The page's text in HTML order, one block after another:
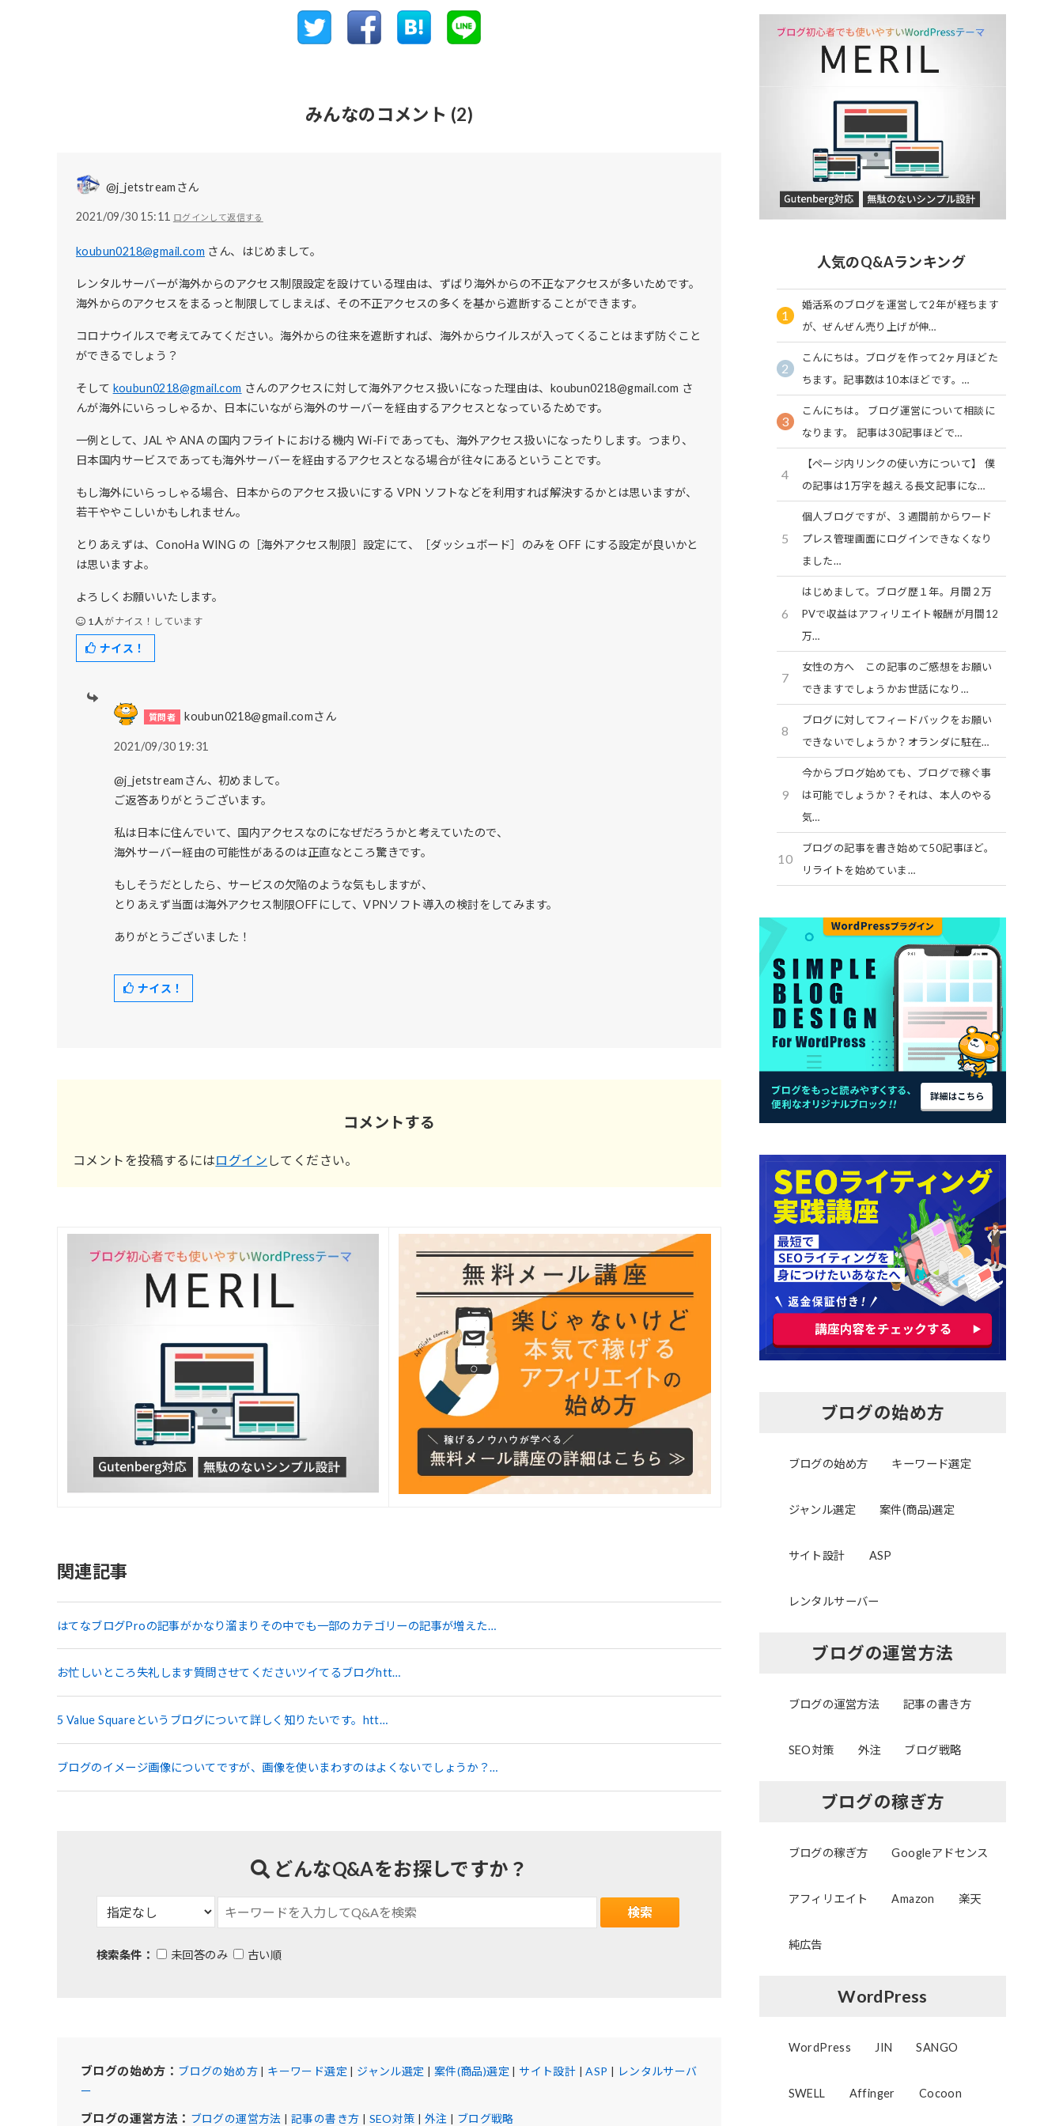
みんなのコメント (2)
@j_jetstreamさん
2021/09/30 15:11 ログインして返信する
koubun0218@gmail.com さん、はじめまして。
レンタルサーバーが海外からのアクセス制限設定を設けている理由は、ずばり海外からの不正なアクセスが多いためです。
海外からのアクセスをまるっと制限してしまえば、その不正アクセスの多くを基から遮断することができます。
コロナウイルスで考えてみてください。海外からの往来を遮断すれば、海外からウイルスが入ってくることはまず防ぐこと
ができるでしょう？
そして koubun0218@gmail.com さんのアクセスに対して海外アクセス扱いになった理由は、koubun0218@gmail.com さ
んが海外にいらっしゃるか、日本にいながら海外のサーバーを経由するアクセスとなっているためです。
一例として、JAL や ANA の国内フライトにおける機内 Wi-Fi であっても、海外アクセス扱いになったりします。つまり、
日本国内サービスであっても海外サーバーを経由するアクセスとなる場合が往々にあるということです。
もし海外にいらっしゃる場合、日本からのアクセス扱いにする VPN ソフトなどを利用すれば解決するかとは思いますが、
若干ややこしいかもしれません。
とりあえずは、ConoHa WING の［海外アクセス制限］設定にて、［ダッシュボード］のみを OFF にする設定が良いかと
は思いますよ。
よろしくお願いいたします。
1人がナイス！しています
ナイス！
koubun0218@gmail.comさん
2021/09/30 19:31
@j_jetstreamさん、初めまして。
ご返答ありがとうございます。
私は日本に住んでいて、国内アクセスなのになぜだろうかと考えていたので、
海外サーバー経由の可能性があるのは正直なところ驚きです。
もしそうだとしたら、サービスの欠陥のような気もしますが、
とりあえず当面は海外アクセス制限OFFにして、VPNソフト導入の検討をしてみます。
ありがとうございました！
ナイス！
コメントする
コメントを投稿するにはログイン してください。
関連記事
はてなブログProの記事がかなり溜まりその中でも一部のカテゴリーの記事が増えた…
お忙しいところ失礼します質問させてくださいツイてるブログhtt…
5 Value Squareというブログについて詳しく知りたいです。htt…
ブログのイメージ画像についてですが、画像を使いまわすのはよくないでしょうか？…
どんなQ&Aをお探しですか？
検索条件： 未回答のみ 古い順
ブログの始め方： ブログの始め方 | キーワード選定 | ジャンル選定 | 案件(商品)選定 | サイト設計 |ASP | レンタルサーバ
ー
ブログの運営方法： ブログの運営方法 |記事の書き方 | SEO対策 | 外注 | ブログ戦略
人気のQ&Aランキング
1
婚活系のブログを運営して2年が経ちます
が、ぜんぜん売り上げが伸…
2
こんにちは。ブログを作って2ヶ月ほどた
ちます。記事数は10本ほどです。…
3
こんにちは。 ブログ運営について相談に
なります。 記事は30記事ほどで…
4
【ページ内リンクの使い方について】 僕
の記事は1万字を越える長文記事にな…
5
個人ブログですが、３週間前からワード
プレス管理画面にログインできなくなり
ました…
6
はじめまして。ブログ歴１年。月間２万
PVで収益はアフィリエイト報酬が月間12
万…
7
女性の方へ この記事のご感想をお願い
できますでしょうかお世話になり…
8
ブログに対してフィードバックをお願い
できないでしょうか？オランダに駐在…
9
今からブログ始めても、ブログで稼ぐ事
は可能でしょうか？それは、本人のやる
気…
10
ブログの記事を書き始めて50記事ほど。
リライトを始めていま…
ブログの始め方
ブログの始め方 キーワード選定
ジャンル選定 案件(商品)選定
サイト設計 ASP
レンタルサーバー
ブログの運営方法
ブログの運営方法 記事の書き方
SEO対策 外注 ブログ戦略
ブログの稼ぎ方
ブログの稼ぎ方 Googleアドセンス
アフィリエイト Amazon 楽天
純広告
WordPress
WordPress JIN SANGO
SWELL Affinger Cocoon